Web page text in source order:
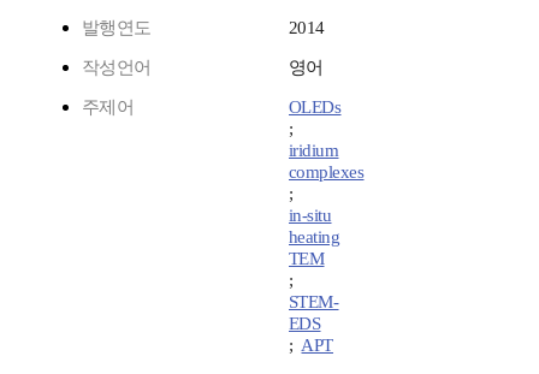
발행연도 2014
작성언어 영어
주제어
OLEDs
;
iridium
complexes
;
in-situ
heating
TEM
;
STEM-
EDS
;APT